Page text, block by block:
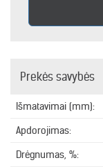
Prekės savybės
Išmatavimai (mm):
Apdorojimas:
Drėgnumas, %: